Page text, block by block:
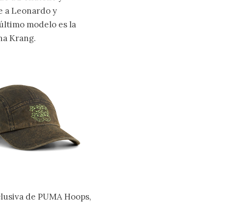
a Leonardo y
modelo es la
Krang.
de PUMA Hoops,